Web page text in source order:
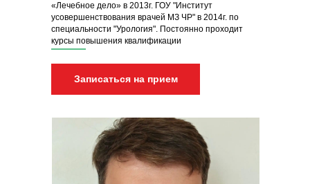
«Лечебное дело» в 2013г. ГОУ "Институт
усовершенствования врачей МЗ ЧР" в 2014г. по
специальности "Урология". Постоянно проходит
курсы повышения квалификации
Записаться на прием